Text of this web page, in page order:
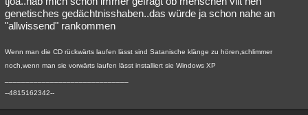
genetisches gedächtnisshaben..das würde ja schon nahe an
"allwissend" rankommen
Wenn man die CD rückwärts laufen lässt sind Satanische klänge zu hören,schlimmer
noch,wenn man sie vorwärts laufen lässt installiert sie Windows XP
--4815162342--